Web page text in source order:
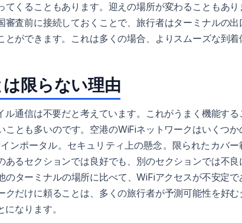
くることもあります。迎えの場所が変わることもあり
査前に接続しておくことで、旅行者はターミナルの出
ができます。これは多くの場合、よりスムーズな到着
限らない理由
通信は不要だと考えています。これがうまく機能する
とも多いのです。空港のWiFiネットワークはいくつか
ンポータル。セキュリティ上の懸念。限られたカバー
るセクションでは良好でも、別のセクションでは不良
ターミナルの場所に比べて、WiFiアクセスが不安定で
だけに頼ることは、多くの旅行者が予測可能性を好む
なります。